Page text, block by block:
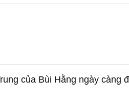
của Bùi Hằng ngày càng